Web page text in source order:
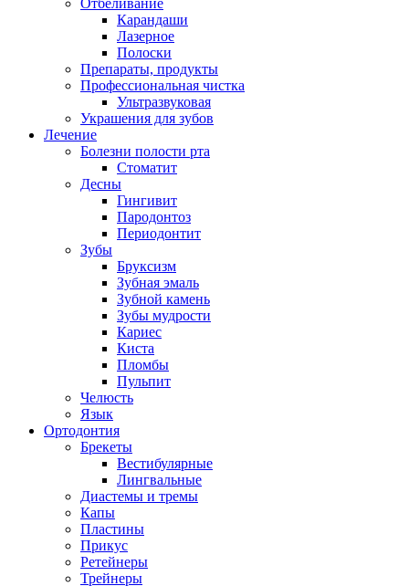
Отбеливание
Карандаши
Лазерное
Полоски
Препараты, продукты
Профессиональная чистка
Ультразвуковая
Украшения для зубов
Лечение
Болезни полости рта
Стоматит
Десны
Гингивит
Пародонтоз
Периодонтит
Зубы
Бруксизм
Зубная эмаль
Зубной камень
Зубы мудрости
Кариес
Киста
Пломбы
Пульпит
Челюсть
Язык
Ортодонтия
Брекеты
Вестибулярные
Лингвальные
Диастемы и тремы
Капы
Пластины
Прикус
Ретейнеры
Трейнеры